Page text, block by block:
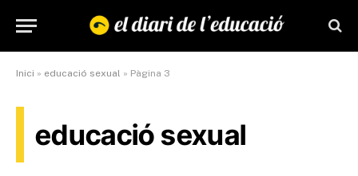
Inici » educació sexual » Pàgina 3
educació sexual